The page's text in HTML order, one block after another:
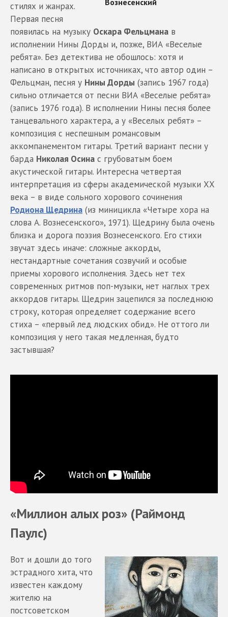
стилях и жанрах.
Первая песня
появилась на музыку Оскара Фельцмана в
исполнении Нины Дорды и, позже, ВИА «Веселые
ребята». Без детектива не обошлось: хотя и
написано в открытых источниках, что автор один –
Фельцман, песня у Нины Дорды (запись 1967 года)
сильно отличается от песни ВИА «Веселые ребята»
(запись 1976 года). В исполнении Нины песня более
танцевального характера, а у «Веселых ребят» –
композиция с неспешным романсовым
аккомпанементом гитары. Третий вариант песни у
барда Николая Осина с грубоватым боем
акустической гитары. Интересна четвертая
интерпретация из сферы академической музыки ХХ
века – в виде сольного хорового сочинения
Родиона Щедрина (из миницикла «Четыре хора на
слова А. Вознесенского», 1971). Щедрину была очень
близка и дорога поэзия Вознесенского. Его стихи
звучат здесь иначе: сложные аккорды,
нестандартные сочетания созвучий и особые
приемы хорового исполнения. Здесь нет тех
современных ритмов поп-музыки, нет наглых трех
аккордов гитары. Щедрин зацепился за последнюю
строку, которая определяет содержание всего
стиха – «первый лед людских обид». Не оттого ли
композиция у него такая медленная, будто
застывшая?
«Миллион алых роз» (Раймонд
Паулс)
Вот и дошли до того
эстрадного хита, что
известен каждому
жителю на
постсоветском